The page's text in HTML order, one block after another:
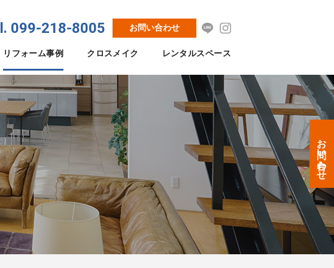
099-218-8005 お問い合わせ
リフォーム事例 クロスメイク レンタルスペース
お問い合わせ